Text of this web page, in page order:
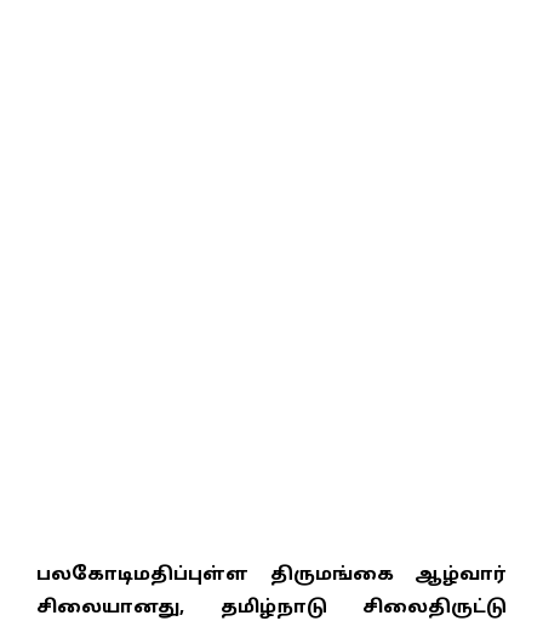
பலகோடிமதிப்புள்ள திருமங்கை ஆழ்வார்
சிலையானது, தமிழ்நாடு சிலைதிருட்டு